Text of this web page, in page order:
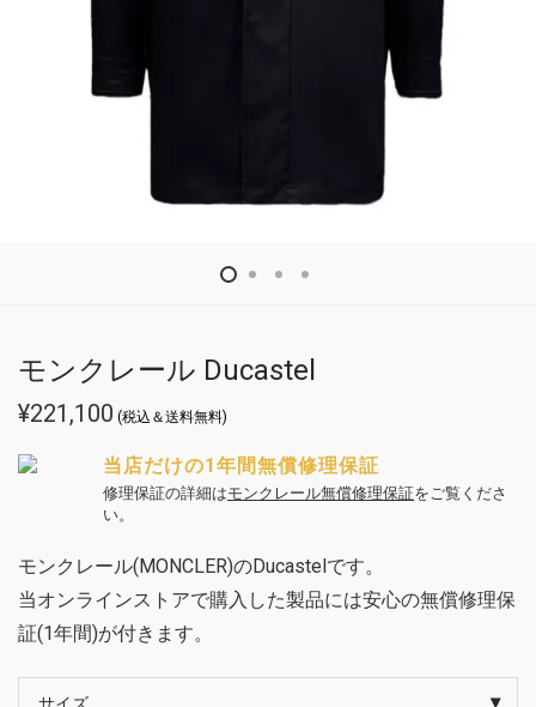
モンクレール Ducastel
¥221,100 (税込＆送料無料)
当店だけの1年間無償修理保証
修理保証の詳細はモンクレール無償修理保証をご覧くださ
い。
モンクレール(MONCLER)のDucastelです。
当オンラインストアで購入した製品には安心の無償修理保
証(1年間)が付きます。
サイズ